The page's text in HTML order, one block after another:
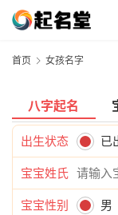
首页 女孩名字
八字起名
出生状态 已
宝宝姓氏
宝宝性别 男